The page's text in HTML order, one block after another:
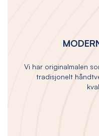
Vi har originalmalen
tradisjonelt